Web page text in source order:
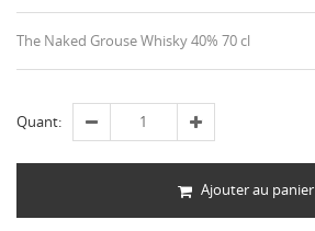
The Naked Grouse Whisky 40% 70 cl
Quant:
Ajouter au panier